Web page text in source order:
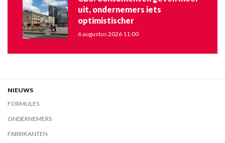
uit, ondernemers iets
optimistischer
6 augustus 2026 11:00
NIEUWS
FORMULES
ONDERNEMERS
FABRIKANTEN